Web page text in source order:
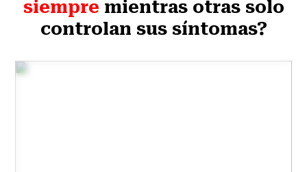
siempre mientras otras solo
controlan sus síntomas?